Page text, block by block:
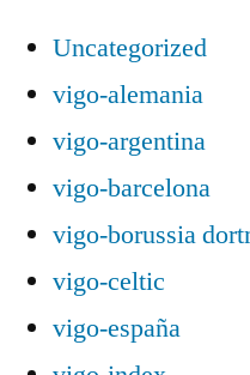
Uncategorized
vigo-alemania
vigo-argentina
vigo-barcelona
vigo-borussia
vigo-celtic
vigo-españa